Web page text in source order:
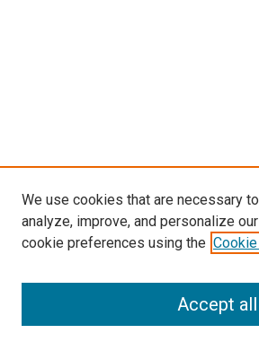
We use cookies that are necessary
analyze, improve, and personalize
cookie preferences using the
Accept